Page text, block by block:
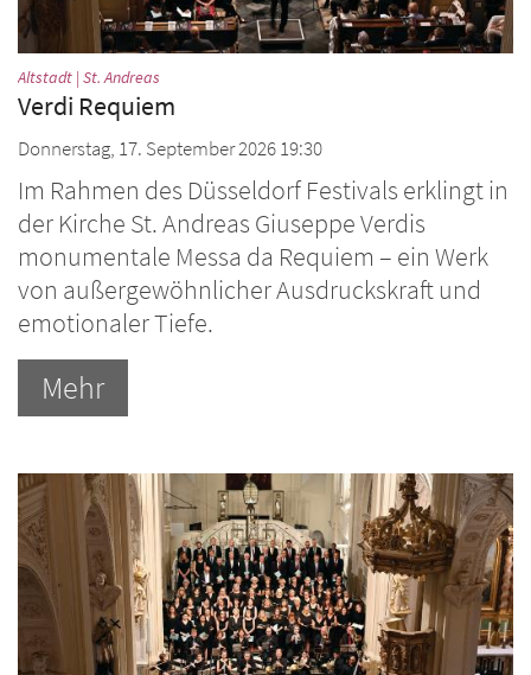
Altstadt | St. Andreas
Verdi Requiem
Donnerstag, 17. September 2026 19:30
Im Rahmen des Düsseldorf Festivals erklingt in
der Kirche St. Andreas Giuseppe Verdis
monumentale Messa da Requiem – ein Werk
von außergewöhnlicher Ausdruckskraft und
emotionaler Tiefe.
Mehr